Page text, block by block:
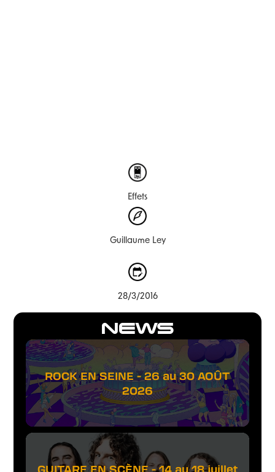
NEWS
ROCK EN SEINE - 26 au 30 AOÛT
2026
Effets
Guillaume Ley
28/3/2016